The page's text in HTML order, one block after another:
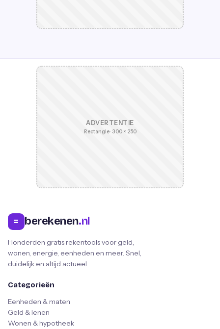
ADVERTENTIE
Rectangle · 300 × 250
= berekenen.nl
Honderden gratis rekentools voor geld,
wonen, energie, eenheden en meer. Snel,
duidelijk en altijd actueel.
Categorieën
Eenheden & maten
Geld & lenen
Wonen & hypotheek